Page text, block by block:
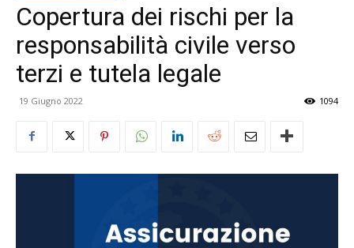
Copertura dei rischi per la
responsabilità civile verso
terzi e tutela legale
19 Giugno 2022 1094